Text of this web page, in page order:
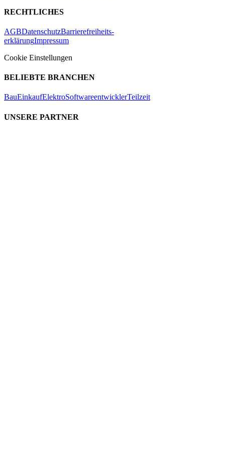
RECHTLICHES
AGBDatenschutzBarrierefreiheits-
erklärungImpressum
Cookie Einstellungen
BELIEBTE BRANCHEN
BauEinkaufElektroSoftwareentwicklerTeilzeit
UNSERE PARTNER